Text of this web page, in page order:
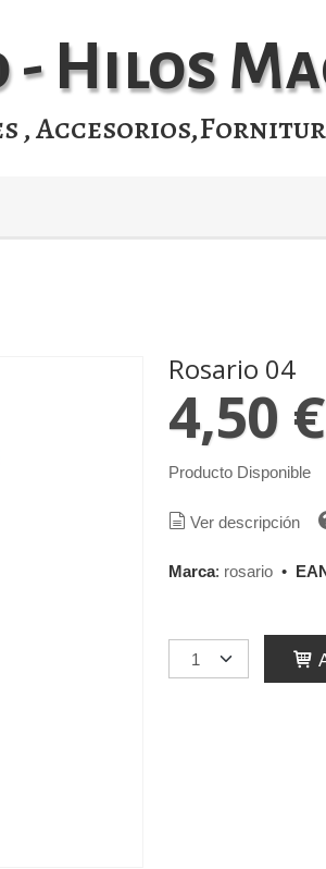
Hilos
,
Rosario 04
4,50 €
Producto Disponible
Ver descripción
Marca: rosario•